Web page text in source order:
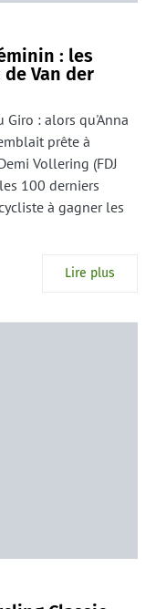
: les
Van der
Giro : alors qu'Anna
prête à
Vollering (FDJ
100 derniers
à gagner les
Lire plus